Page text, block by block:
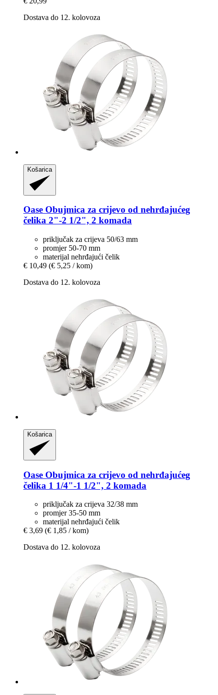
Dostava do 12. kolovoza
Košarica
Oase Obujmica za crijevo od nehrđajućeg
čelika 2"-​2 1/2", 2 komada
priključak za crijeva 50/63 mm
promjer 50-70 mm
materijal nehrđajući čelik
€ 10,49 (€ 5,25 / kom)
Dostava do 12. kolovoza
Košarica
Oase Obujmica za crijevo od nehrđajućeg
čelika 1 1/4"-​1 1/2", 2 komada
priključak za crijeva 32/38 mm
promjer 35-50 mm
materijal nehrđajući čelik
€ 3,69 (€ 1,85 / kom)
Dostava do 12. kolovoza